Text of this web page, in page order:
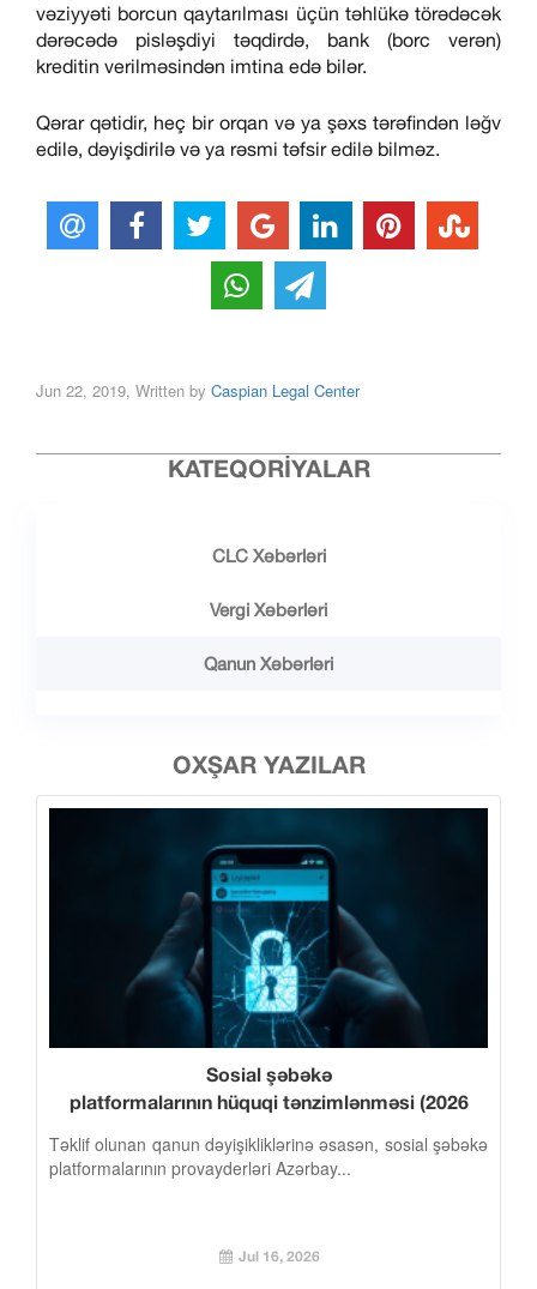
vəziyyəti borcun qaytarılması üçün təhlükə törədəcək
dərəcədə pisləşdiyi təqdirdə, bank (borc verən)
kreditin verilməsindən imtina edə bilər.
Qərar qətidir, heç bir orqan və ya şəxs tərəfindən ləğv
edilə, dəyişdirilə və ya rəsmi təfsir edilə bilməz.
Jun 22, 2019, Written by Caspian Legal Center
KATEQORIYALAR
CLC Xəbərləri
Vergi Xəbərləri
Qanun Xəbərləri
OXŞAR YAZILAR
Sosial şəbəkə
platformalarının hüquqi tənzimlənməsi (2026
Təklif olunan qanun dəyişikliklərinə əsasən, sosial şəbəkə
platformalarının provayderləri Azərbay...
Jul 16, 2026